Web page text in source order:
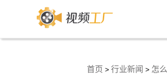
首页 > 行业新闻 > 怎